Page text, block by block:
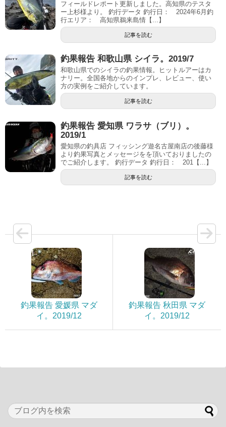
フィールドレポート更新しました。高知県のテスタ
ー上杉様より。 釣行データ 釣行日： 2024年6月釣
行エリア： 高知県鵜来島情【...】
記事を読む
釣果報告 和歌山県 シイラ。2019/7
和歌山県でのシイラの釣果情報。ヒットルアーはカ
ナリー。全国各地からのインプレ、レビュー、使い
方の実例をご紹介しています。
記事を読む
釣果報告 愛知県 ワラサ（ブリ）。
2019/1
愛知県の釣具店 フィッシング遊名古屋南店の後藤様
より釣果写真とメッセージをを頂いておりましたの
でご紹介します。 釣行データ 釣行日： 201【...】
記事を読む
釣果報告 愛媛県 マダ
イ。2019/12
釣果報告 秋田県 マダ
イ。2019/12